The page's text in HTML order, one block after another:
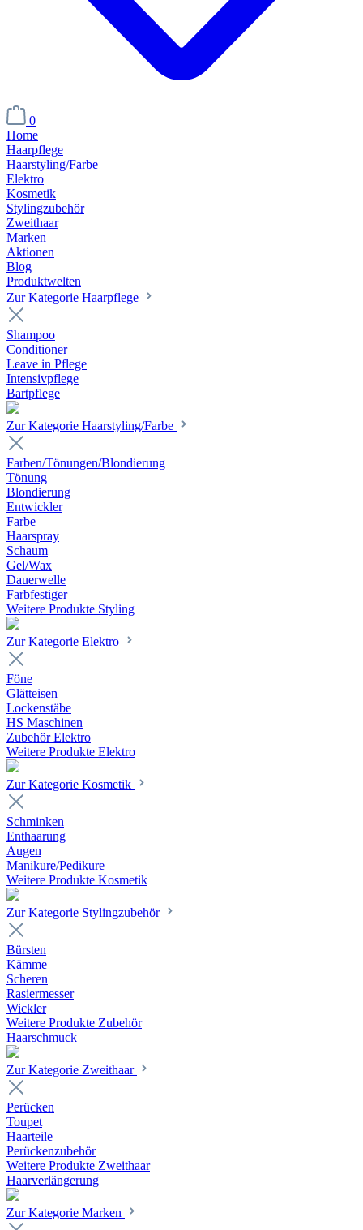
0
Home
Haarpflege
Haarstyling/Farbe
Elektro
Kosmetik
Stylingzubehör
Zweithaar
Marken
Aktionen
Blog
Produktwelten
Zur Kategorie Haarpflege
Shampoo
Conditioner
Leave in Pflege
Intensivpflege
Bartpflege
Zur Kategorie Haarstyling/Farbe
Farben/Tönungen/Blondierung
Tönung
Blondierung
Entwickler
Farbe
Haarspray
Schaum
Gel/Wax
Dauerwelle
Farbfestiger
Weitere Produkte Styling
Zur Kategorie Elektro
Föne
Glätteisen
Lockenstäbe
HS Maschinen
Zubehör Elektro
Weitere Produkte Elektro
Zur Kategorie Kosmetik
Schminken
Enthaarung
Augen
Manikure/Pedikure
Weitere Produkte Kosmetik
Zur Kategorie Stylingzubehör
Bürsten
Kämme
Scheren
Rasiermesser
Wickler
Weitere Produkte Zubehör
Haarschmuck
Zur Kategorie Zweithaar
Perücken
Toupet
Haarteile
Perückenzubehör
Weitere Produkte Zweithaar
Haarverlängerung
Zur Kategorie Marken